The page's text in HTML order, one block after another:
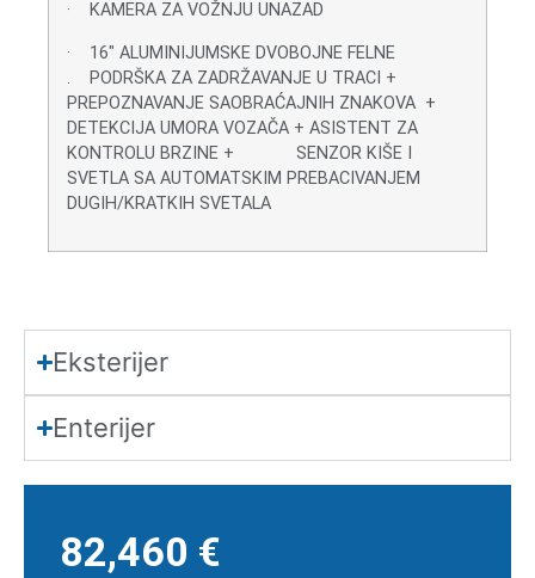
· KAMERA ZA VOŽNJU UNAZAD
· 16″ ALUMINIJUMSKE DVOBOJNE FELNE
. PODRŠKA ZA ZADRŽAVANJE U TRACI +
PREPOZNAVANJE SAOBRAĆAJNIH ZNAKOVA +
DETEKCIJA UMORA VOZAČA + ASISTENT ZA
KONTROLU BRZINE + SENZOR KIŠE I
SVETLA SA AUTOMATSKIM PREBACIVANJEM
DUGIH/KRATKIH SVETALA
Eksterijer
Enterijer
82,460 €